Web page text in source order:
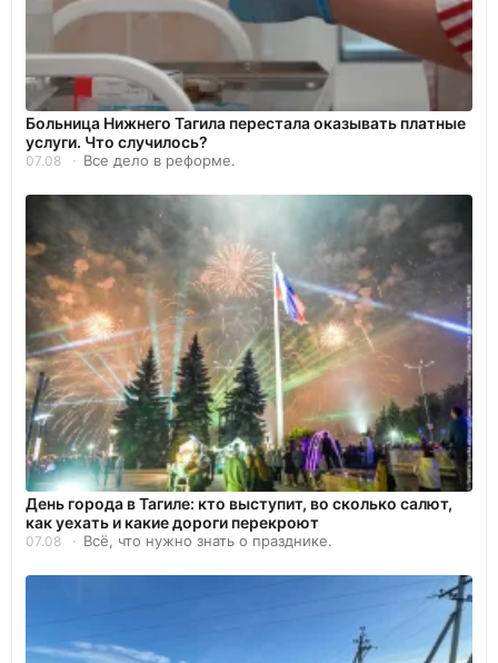
Больница Нижнего Тагила перестала оказывать платные
услуги. Что случилось?
07.08 Все дело в реформе.
День города в Тагиле: кто выступит, во сколько салют,
как уехать и какие дороги перекроют
07.08 Всё, что нужно знать о празднике.